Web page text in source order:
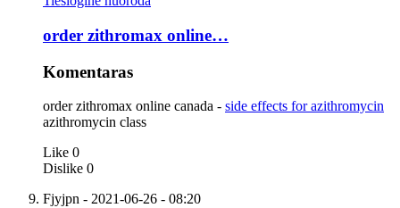
order zithromax online…
Komentaras
order zithromax online canada - side effects for azithromycin
azithromycin class
Like 0
Dislike 0
Fjyjpn - 2021-06-26 - 08:20